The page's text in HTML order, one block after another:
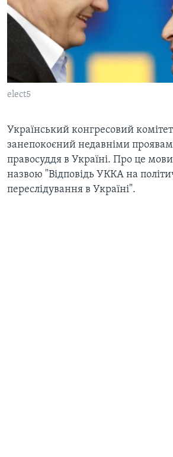
СУСПІЛЬСТВО
ЕКОНОМІКА
ІСТОРІЇ УСПІХУ УКРАЇНЦІВ
ТЕЛЕПРОГРАМИ
ЧАС-TIME
БРИФІНГ ГОЛОСУ АМЕРИКИ
ПРАЙМ-ТАЙМ
ПОГЛЯД З ВАШИНГТОНА
ENGLISH
Learning English
Мови
elect5
Український конгресовий
занепокоєний недавніми
правосуддя в Україні. Про це
назвою "Відповідь УККА на
переслідування в Україні".